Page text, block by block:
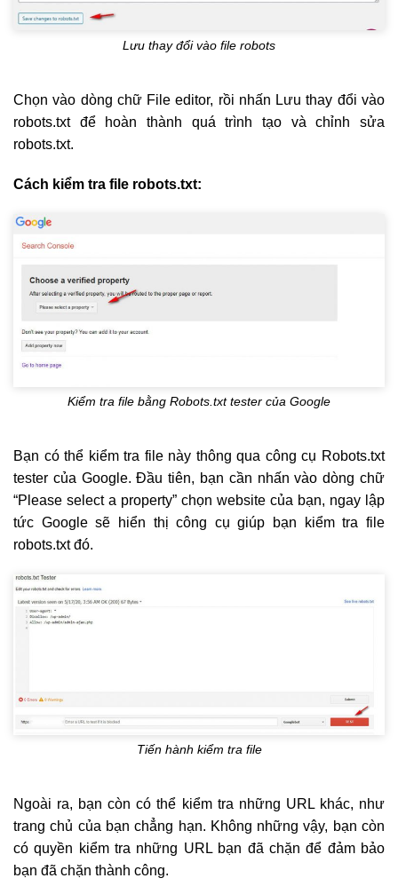
Lưu thay đổi vào file robots
Chọn vào dòng chữ File editor, rồi nhấn Lưu thay đổi vào
robots.txt để hoàn thành quá trình tạo và chỉnh sửa
robots.txt.
Cách kiểm tra file robots.txt:
Kiểm tra file bằng Robots.txt tester của Google
Bạn có thể kiểm tra file này thông qua công cụ Robots.txt
tester của Google. Đầu tiên, bạn cần nhấn vào dòng chữ
“Please select a property” chọn website của bạn, ngay lập
tức Google sẽ hiển thị công cụ giúp bạn kiểm tra file
robots.txt đó.
Tiến hành kiểm tra file
Ngoài ra, bạn còn có thể kiểm tra những URL khác, như
trang chủ của bạn chẳng hạn. Không những vậy, bạn còn
có quyền kiểm tra những URL bạn đã chặn để đảm bảo
bạn đã chặn thành công.